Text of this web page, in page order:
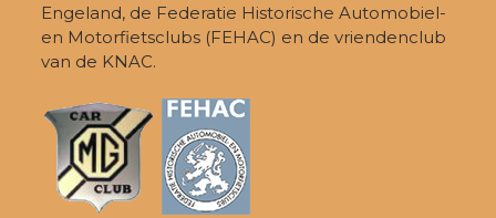
Engeland, de Federatie Historische Automobiel-
en Motorfietsclubs (FEHAC) en de vriendenclub
van de KNAC.